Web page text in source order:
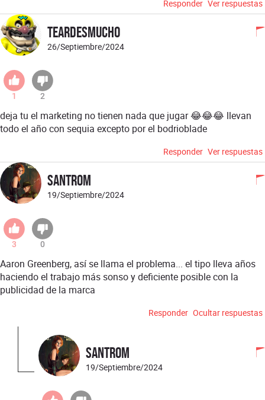
Responder Ver respuestas
Teardesmucho
26/Septiembre/2024
1 2
deja tu el marketing no tienen nada que jugar 😂😂😂 llevan
todo el año con sequia excepto por el bodrioblade
Responder Ver respuestas
santrom
19/Septiembre/2024
3 0
Aaron Greenberg, así se llama el problema... el tipo lleva años
haciendo el trabajo más sonso y deficiente posible con la
publicidad de la marca
Responder Ocultar respuestas
santrom
19/Septiembre/2024